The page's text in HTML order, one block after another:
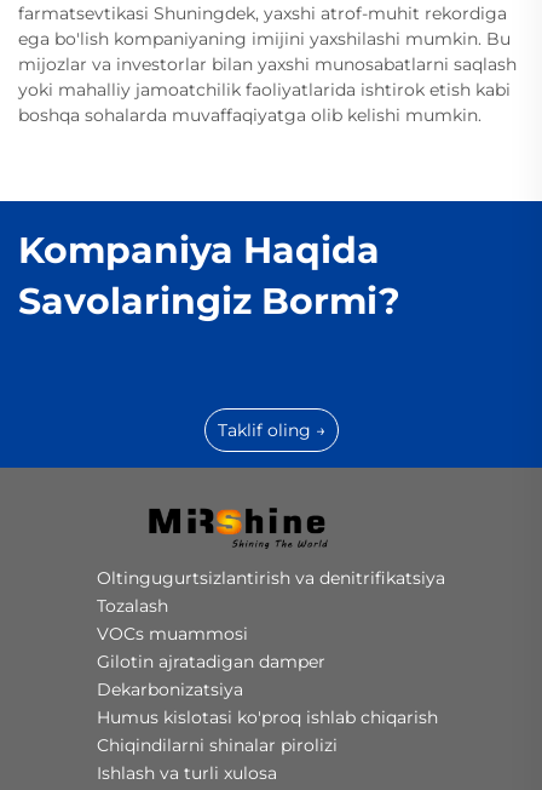
farmatsevtikasi Shuningdek, yaxshi atrof-muhit rekordiga
ega bo'lish kompaniyaning imijini yaxshilashi mumkin. Bu
mijozlar va investorlar bilan yaxshi munosabatlarni saqlash
yoki mahalliy jamoatchilik faoliyatlarida ishtirok etish kabi
boshqa sohalarda muvaffaqiyatga olib kelishi mumkin.
Kompaniya Haqida
Savolaringiz Bormi?
Taklif oling →
Oltingugurtsizlantirish va denitrifikatsiya
Tozalash
VOCs muammosi
Gilotin ajratadigan damper
Dekarbonizatsiya
Humus kislotasi ko'proq ishlab chiqarish
Chiqindilarni shinalar pirolizi
Ishlash va turli xulosa